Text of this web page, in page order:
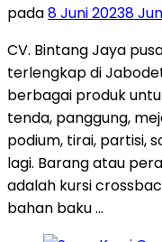
pada8 Juni 20238
CV. Bintang Jaya
terlengkap di
berbagai produk
tenda, panggung,
podium, tirai, partisi,
lagi. Barang atau
adalah kursi
bahan baku …